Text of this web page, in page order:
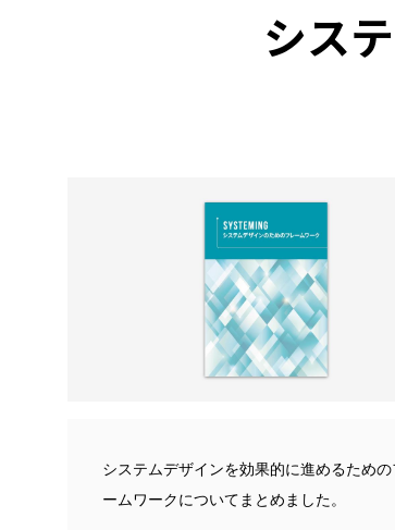
シス
システムデザインを効果的に進めるための
ームワークについてまとめました。